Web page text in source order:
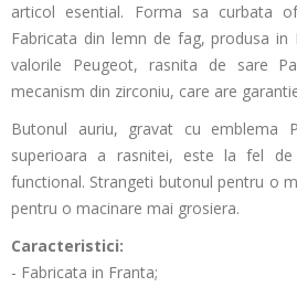
articol esential. Forma sa curbata
Fabricata din lemn de fag, produsa
valorile Peugeot, rasnita de sare
mecanism din zirconiu, care are
Butonul auriu, gravat cu emblema
superioara a rasnitei, este la fel
functional. Strangeti butonul pentru o
pentru o macinare mai grosiera.
Caracteristici:
- Fabricata in Franta;